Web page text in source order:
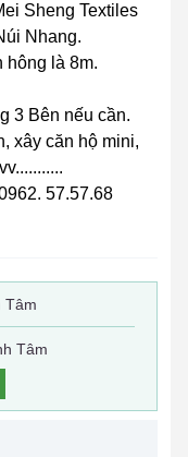
Sheng Textiles
Nhang.
là 8m.
3 Bên nếu cần.
xây căn hộ mini,
57.57.68
Tâm
Tâm